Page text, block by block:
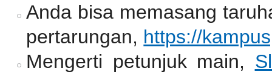
Anda bisa memasang
pertarungan, https://
Mengerti petunjuk main,